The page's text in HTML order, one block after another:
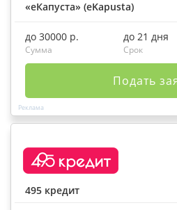
«еКапуста» (eKapusta)
до 30000 р.
Сумма
до 21 дня
Срок
Подать
495 кредит